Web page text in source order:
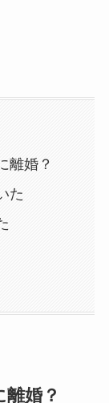
離婚？
た
婚？